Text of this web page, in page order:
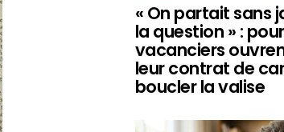
« On partait sans
la question » :
vacanciers
leur contrat de
boucler la valise